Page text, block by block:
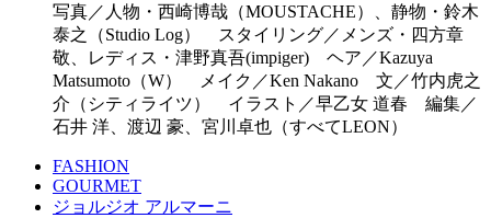
写真／人物・西崎博哉（MOUSTACHE）、静物・鈴木
泰之（Studio Log） スタイリング／メンズ・四方章
敬、レディス・津野真吾(impiger) ヘア／Kazuya
Matsumoto（W） メイク／Ken Nakano 文／竹内虎之
介（シティライツ） イラスト／早乙女 道春 編集／
石井 洋、渡辺 豪、宮川卓也（すべてLEON）
FASHION
GOURMET
ジョルジオ アルマーニ